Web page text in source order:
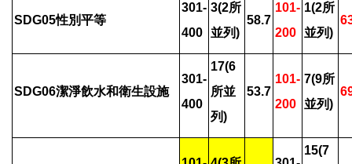
SDG05性別平等
301-
400
3(2所
並列)
58.7
101-
200
1(2所
並列)
SDG06潔淨飲水和衛生設施
301-
400
17(6
所並
列)
53.7
101-
200
7(9所
並列)
15(7